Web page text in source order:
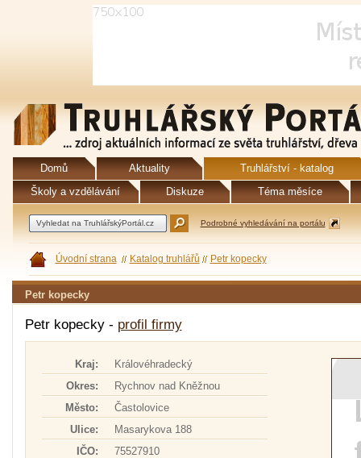
Domů Aktuality
Truhlářství - katalog
Školy a vzdělávání
Diskuze Téma měsíce
Podrobné vyhledávání na portálu
Úvodní strana Katalog truhlářů Petr kopecky
Petr kopecky
Petr kopecky - profil firmy
Kraj:
Královéhradecký
Okres:
Rychnov nad Kněžnou
Město:
Častolovice
Ulice:
Masarykova 188
IČO:
75527910